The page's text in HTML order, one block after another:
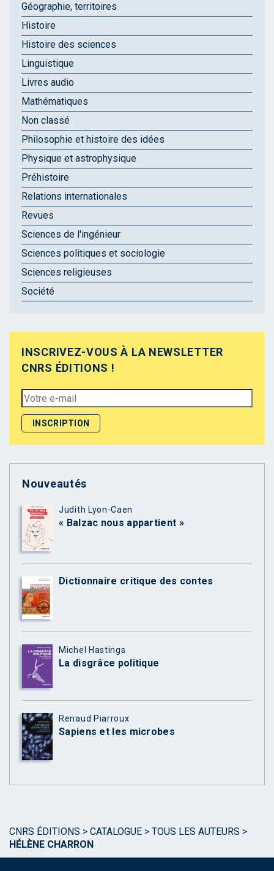
Géographie, territoires
Histoire
Histoire des sciences
Linguistique
Livres audio
Mathématiques
Non classé
Philosophie et histoire des idées
Physique et astrophysique
Préhistoire
Relations internationales
Revues
Sciences de l'ingénieur
Sciences politiques et sociologie
Sciences religieuses
Société
INSCRIVEZ-VOUS À LA NEWSLETTER
CNRS ÉDITIONS !
Nouveautés
Judith Lyon-Caen
« Balzac nous appartient »
Dictionnaire critique des contes
Michel Hastings
La disgrâce politique
Renaud Piarroux
Sapiens et les microbes
CNRS ÉDITIONS > CATALOGUE > TOUS LES AUTEURS >
HÉLÈNE CHARRON